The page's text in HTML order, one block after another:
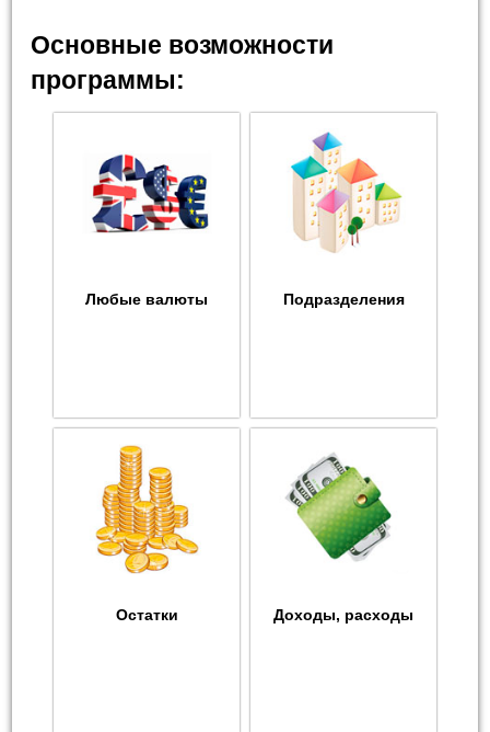
Основные возможности
программы:
Любые валюты Подразделения
Остатки Доходы, расходы